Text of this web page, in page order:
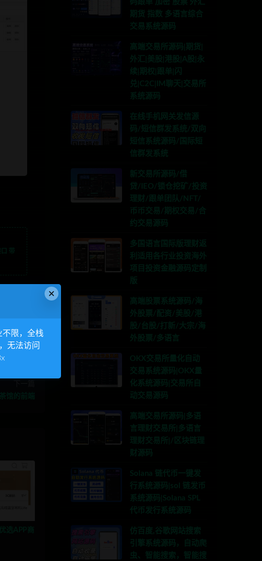
带
二开联系TG:anons123x
码跟单 加密 股票 外汇
期货 指数 多语言综合
交易系统源码
高端交易所源码|期货|
外汇|美股|港股|A股|永
续|期权|跟单|闪
兑|C2C|IM聊天|交易所
系统源码
在线手机网关发信源
码/短信群发系统/双向
短信系统源码/国际短
信群发系统
新交易所源码/借
贷/IEO/锁仓挖矿/投资
理财/跟单团队/NFT/
币币交易/期权交易/合
约交易源码
多国语言国际版理财返
利适用各行业投资海外
项目投资金融源码定制
版
高端股票系统源码/海
外股票/配资/美股/港
股/台股/打新/大宗/海
外股票/多语言
OKX交易所量化自动
交易系统源码|OKX量
化系统源码|交易所自
动交易源码
高端交易所源码|多语
言理财交易所|多语言
理财交易所|/区块链理
财源码
Solana 链代币一键发
行系统源码|sol 链发币
系统源码|Solana SPL
代币发行系统源码
仿百度,谷歌网站搜索
引擎系统源码，自动爬
虫、智能搜索，智能搜
×
不限，全栈
无法访问